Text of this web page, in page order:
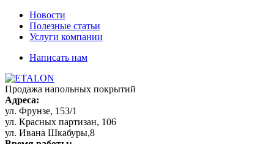
Новости
Полезные статьи
Услуги компании
Написать нам
Продажа напольных покрытий
Адреса:
ул. Фрунзе, 153/1
ул. Красных партизан, 106
ул. Ивана Шкабуры,8